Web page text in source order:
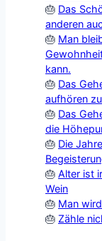
Das
anderen
Man
kann.
Das
aufhören
Das
die
Die
Alter ist
Wein
Man
Zähle